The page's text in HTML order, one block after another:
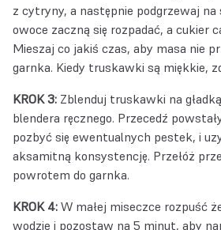
z cytryny, a następnie podgrzewaj na
owoce zaczną się rozpadać, a cukier
Mieszaj co jakiś czas, aby masa nie
garnka. Kiedy truskawki są miękkie,
KROK 3: Zblenduj truskawki na
blendera ręcznego. Przecedź
pozbyć się ewentualnych pestek, i
aksamitną konsystencję. Przełóż
powrotem do garnka.
KROK 4: W małej miseczce rozpuść
wodzie i pozostaw na 5 minut, aby